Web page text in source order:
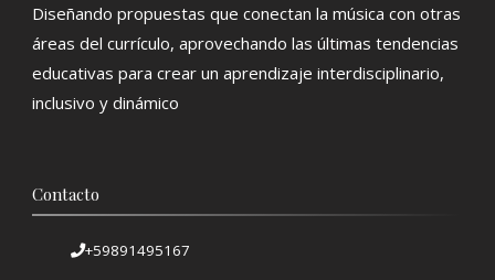
Diseñando propuestas que conectan la música con otras
áreas del currículo, aprovechando las últimas tendencias
educativas para crear un aprendizaje interdisciplinario,
inclusivo y dinámico
Contacto
+59891495167